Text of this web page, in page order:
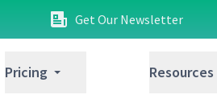
Get Our Newsletter
Pricing Resources